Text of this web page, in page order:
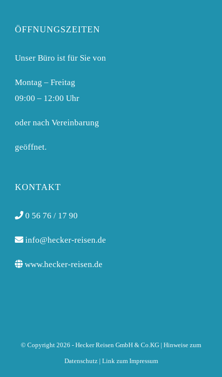
ÖFFNUNGSZEITEN
Unser Büro ist für Sie von
Montag – Freitag
09:00 – 12:00 Uhr
oder nach Vereinbarung
geöffnet.
KONTAKT
0 56 76 / 17 90
info@hecker-reisen.de
www.hecker-reisen.de
© Copyright 2026 - Hecker Reisen GmbH & Co.KG | Hinweise zum
Datenschutz| Link zum Impressum